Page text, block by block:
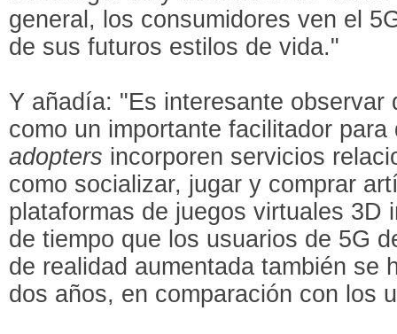
general, los consumidores ven el
de sus futuros estilos de vida."
Y añadía: "Es interesante observar
como un importante facilitador
adopters incorporen servicios
como socializar, jugar y comprar
plataformas de juegos virtuales 3D
de tiempo que los usuarios de 5G
de realidad aumentada también se
dos años, en comparación con los